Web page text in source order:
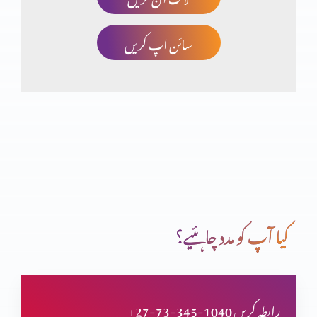
اعتماد کا امتحان
صحیح یا غلط ذہنیت (حصہ 2)
سائن اپ کریں
کیا آپ کو مدد چاہئیے؟
+27-73-345-1040 رابطہ کریں